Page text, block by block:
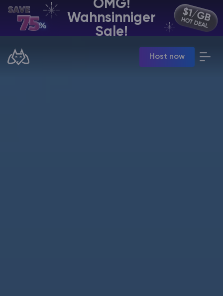
OMG!
Wahnsinniger
Sale!
Host now
DE | USD
Manage your servers & payments